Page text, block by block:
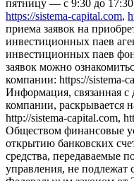
пятницу — с 9:30 до
https://sistema-capital.com,
приема заявок на
инвестиционных паев
инвестиционных паев
заявок можно
компании: https://sistema-
Информация, связанная
компании, раскрывается
http://sistema-capital.com,
Обществом финансовые
открытию банковских
средства, передаваемые
управления, не подлежат